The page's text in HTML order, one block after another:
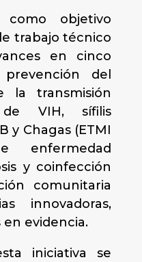
objetivo
trabajo técnico
en cinco
del
la transmisión
VIH, sífilis
y Chagas (ETMI
enfermedad
y coinfección
comunitaria
innovadoras,
en evidencia.
iniciativa se